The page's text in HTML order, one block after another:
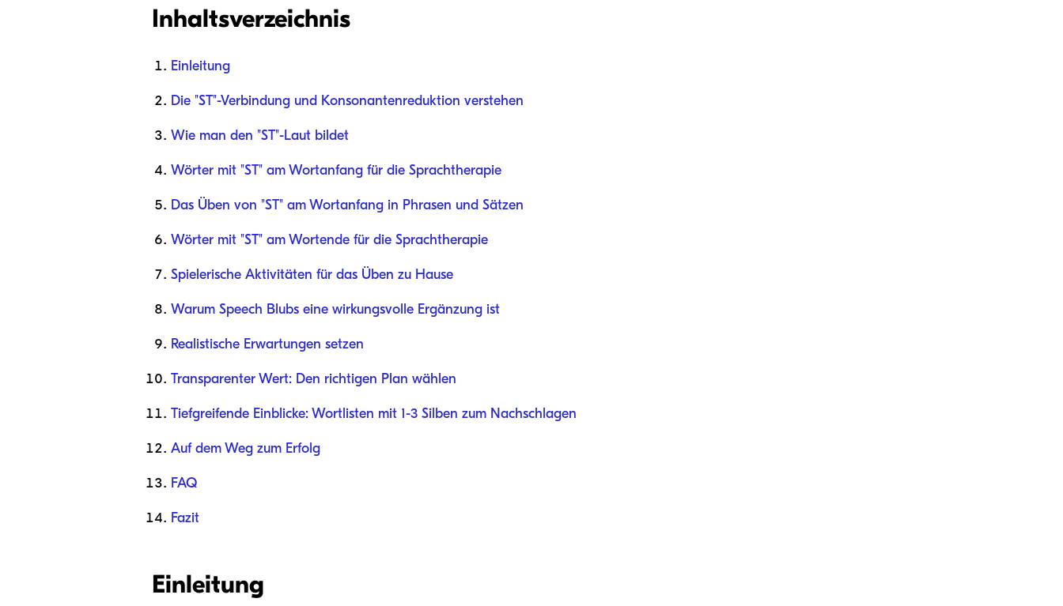
Inhaltsverzeichnis
Einleitung
Die "ST"-Verbindung und Konsonantenreduktion verstehen
Wie man den "ST"-Laut bildet
Wörter mit "ST" am Wortanfang für die Sprachtherapie
Das Üben von "ST" am Wortanfang in Phrasen und Sätzen
Wörter mit "ST" am Wortende für die Sprachtherapie
Spielerische Aktivitäten für das Üben zu Hause
Warum Speech Blubs eine wirkungsvolle Ergänzung ist
Realistische Erwartungen setzen
Transparenter Wert: Den richtigen Plan wählen
Tiefgreifende Einblicke: Wortlisten mit 1-3 Silben zum Nachschlagen
Auf dem Weg zum Erfolg
FAQ
Fazit
Einleitung